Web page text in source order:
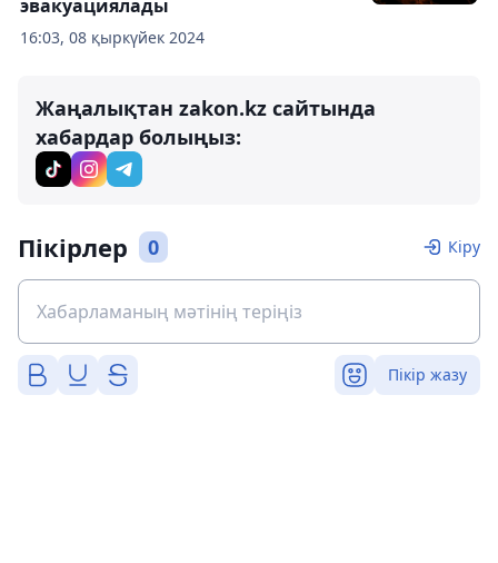
16:03, 08 қыркүйек 2024
эвакуациялады
Жаңалықтан zakon.kz сайтында
хабардар болыңыз:
Пікірлер 0 Кіру
Пікір жазу